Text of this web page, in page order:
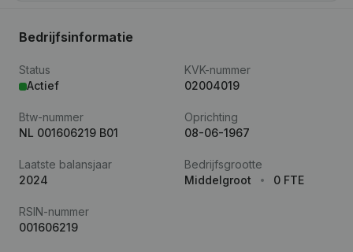
Bedrijfsinformatie
Status
Actief
KVK-nummer
02004019
Btw-nummer
NL 001606219 B01
Oprichting
08-06-1967
Laatste balansjaar
2024
Bedrijfsgrootte
Middelgroot
0 FTE
RSIN-nummer
001606219